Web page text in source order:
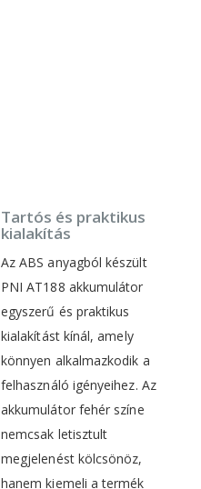
Tartós és praktikus
kialakítás
Az ABS anyagból készült
PNI AT188 akkumulátor
egyszerű és praktikus
kialakítást kínál, amely
könnyen alkalmazkodik a
felhasználó igényeihez. Az
akkumulátor fehér színe
nemcsak letisztult
megjelenést kölcsönöz,
hanem kiemeli a termék